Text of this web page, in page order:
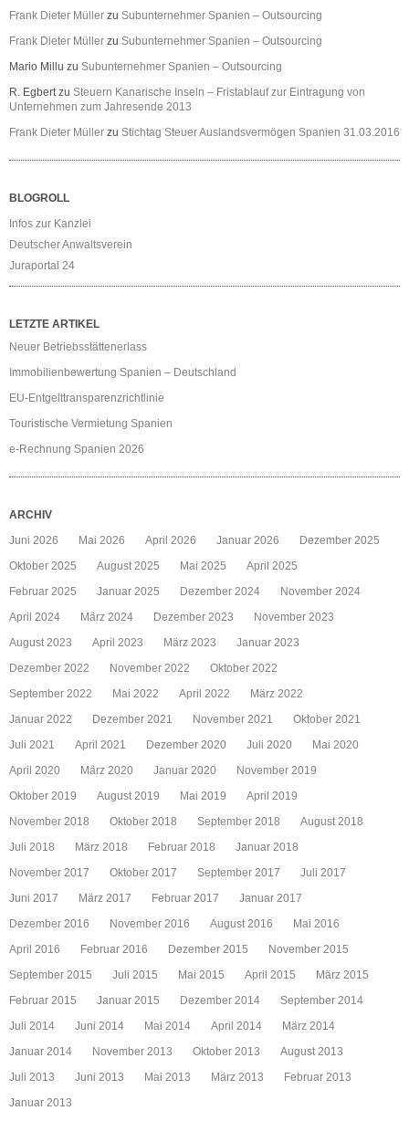
Frank Dieter Müller zu Subunternehmer Spanien – Outsourcing
Frank Dieter Müller zu Subunternehmer Spanien – Outsourcing
Mario Millu zu Subunternehmer Spanien – Outsourcing
R. Egbertzu Steuern Kanarische Inseln – Fristablauf zur Eintragung von
Unternehmen zum Jahresende 2013
Frank Dieter Müller zu Stichtag Steuer Auslandsvermögen Spanien 31.03.2016
BLOGROLL
Infos zur Kanzlei
Deutscher Anwaltsverein
Juraportal 24
LETZTE ARTIKEL
Neuer Betriebsstättenerlass
Immobilienbewertung Spanien – Deutschland
EU-Entgelttransparenzrichtlinie
Touristische Vermietung Spanien
e-Rechnung Spanien 2026
ARCHIV
Juni 2026
Mai 2026 April 2026 Januar 2026
Dezember 2025
Oktober 2025
August 2025 Mai 2025
April 2025
Februar 2025
Januar 2025 Dezember 2024
November 2024
April 2024
März 2024 Dezember 2023
November 2023
August 2023
April 2023 März 2023
Januar 2023
Dezember 2022
November 2022
Oktober 2022
September 2022
Mai 2022 April 2022
März 2022
Januar 2022
Dezember 2021 November 2021
Oktober 2021
Juli 2021
April 2021 Dezember 2020 Juli 2020
Mai 2020
April 2020
März 2020 Januar 2020
November 2019
Oktober 2019
August 2019 Mai 2019
April 2019
November 2018
Oktober 2018 September 2018
August 2018
Juli 2018
März 2018 Februar 2018
Januar 2018
November 2017
Oktober 2017 September 2017
Juli 2017
Juni 2017
März 2017 Februar 2017
Januar 2017
Dezember 2016
November 2016 August 2016
Mai 2016
April 2016
Februar 2016 Dezember 2015
November 2015
September 2015
Juli 2015 Mai 2015 April 2015
März 2015
Februar 2015
Januar 2015 Dezember 2014
September 2014
Juli 2014
Juni 2014 Mai 2014 April 2014
März 2014
Januar 2014
November 2013 Oktober 2013
August 2013
Juli 2013
Juni 2013 Mai 2013 März 2013
Februar 2013
Januar 2013